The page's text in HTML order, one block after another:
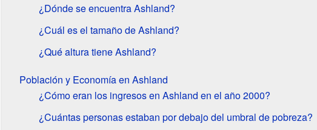
¿Dónde se encuentra Ashland?
¿Cuál es el tamaño de Ashland?
¿Qué altura tiene Ashland?
Población y Economía en Ashland
¿Cómo eran los ingresos en Ashland en el año 2000?
¿Cuántas personas estaban por debajo del umbral de pobreza?